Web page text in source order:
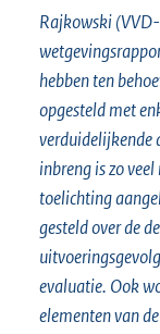
Rajkowski
hebben ten
opgesteld met
verduidelijkende
inbreng is zo
toelichting
gesteld over de
evaluatie. Ook
elementen van